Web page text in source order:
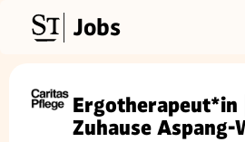
Jobs
Ergotherapeut*in
Zuhause Aspang-